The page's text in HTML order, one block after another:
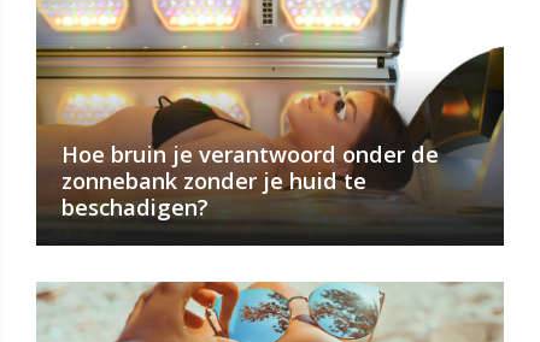
Hoe bruin je verantwoord onder de
zonnebank zonder je huid te
beschadigen?